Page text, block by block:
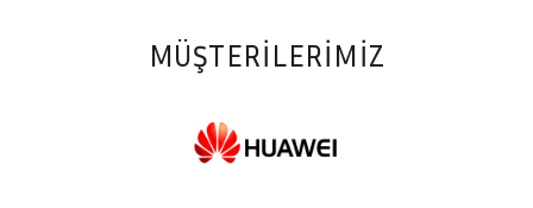
MÜŞTERILERIMIZ